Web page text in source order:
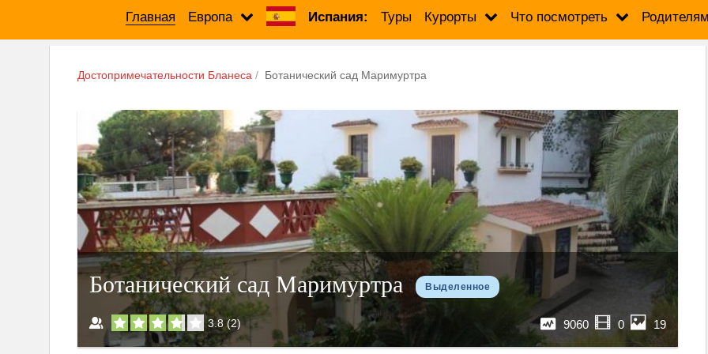
Главная Европа Испания: Туры Курорты Что посмотреть Родителям
Достопримечательности Бланеса Ботанический сад Маримуртра
Ботанический сад Маримуртра Выделенное
3.8(2) 9060 0 19